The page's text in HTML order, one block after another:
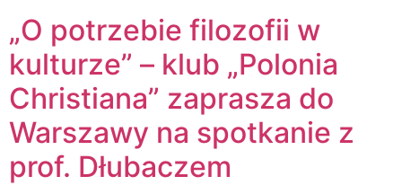
„O potrzebie filozofii w
kulturze” – klub „Polonia
Christiana” zaprasza do
Warszawy na spotkanie z
prof. Dłubaczem